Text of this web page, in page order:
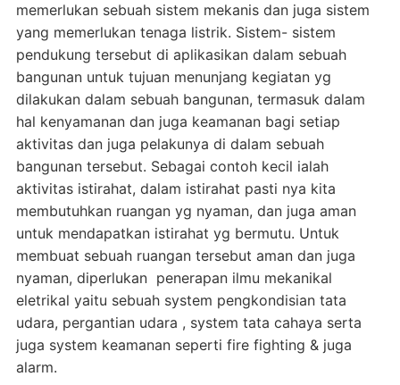
memerlukan sebuah sistem mekanis dan juga sistem
yang memerlukan tenaga listrik. Sistem- sistem
pendukung tersebut di aplikasikan dalam sebuah
bangunan untuk tujuan menunjang kegiatan yg
dilakukan dalam sebuah bangunan, termasuk dalam
hal kenyamanan dan juga keamanan bagi setiap
aktivitas dan juga pelakunya di dalam sebuah
bangunan tersebut. Sebagai contoh kecil ialah
aktivitas istirahat, dalam istirahat pasti nya kita
membutuhkan ruangan yg nyaman, dan juga aman
untuk mendapatkan istirahat yg bermutu. Untuk
membuat sebuah ruangan tersebut aman dan juga
nyaman, diperlukan penerapan ilmu mekanikal
eletrikal yaitu sebuah system pengkondisian tata
udara, pergantian udara , system tata cahaya serta
juga system keamanan seperti fire fighting & juga
alarm.